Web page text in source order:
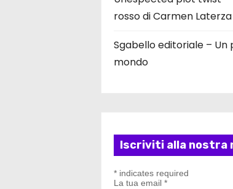
rosso di Carmen Laterza
Sgabello editoriale – Un
mondo
Iscriviti alla nostra
* indicates required
La tua email *